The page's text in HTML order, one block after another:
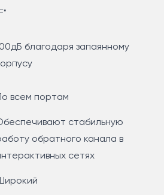
благодаря запаянному
По всем портам
стабильную
обратного канала в
сетях